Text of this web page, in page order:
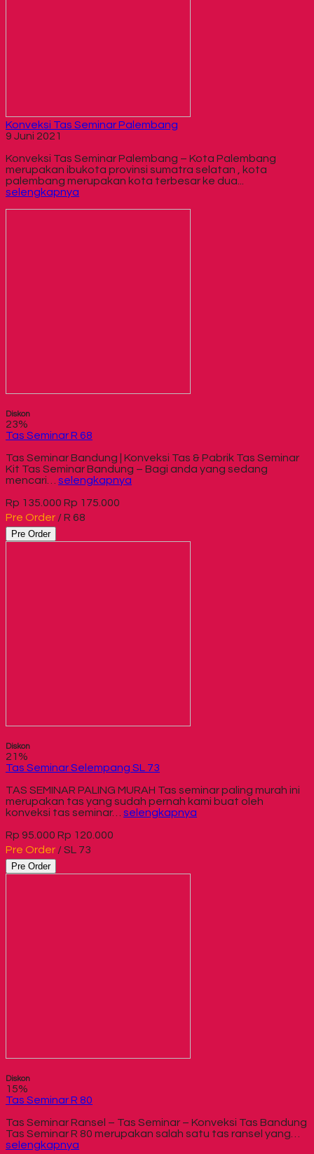
Konveksi Tas Seminar Palembang
9 Juni 2021
Konveksi Tas Seminar Palembang – Kota Palembang
merupakan ibukota provinsi sumatra selatan , kota
palembang merupakan kota terbesar ke dua...
selengkapnya
Diskon
23%
Tas Seminar R 68
Tas Seminar Bandung | Konveksi Tas & Pabrik Tas Seminar
Kit Tas Seminar Bandung – Bagi anda yang sedang
mencari… selengkapnya
Rp 135.000 Rp 175.000
Pre Order / R 68
Pre Order
Diskon
21%
Tas Seminar Selempang SL 73
TAS SEMINAR PALING MURAH Tas seminar paling murah ini
merupakan tas yang sudah pernah kami buat oleh
konveksi tas seminar… selengkapnya
Rp 95.000 Rp 120.000
Pre Order / SL 73
Pre Order
Diskon
15%
Tas Seminar R 80
Tas Seminar Ransel – Tas Seminar – Konveksi Tas Bandung
Tas Seminar R 80 merupakan salah satu tas ransel yang…
selengkapnya